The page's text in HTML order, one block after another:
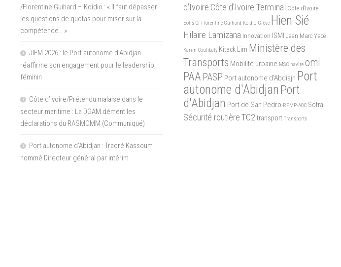
/Florentine Guihard – Koidio : « Il faut dépasser
les questions de quotas pour miser sur la
compétence… »
JIFM 2026 : le Port autonome d’Abidjan
réaffirme son engagement pour le leadership
féminin
Côte d’Ivoire/Prétendu malaise dans le
secteur maritime : La DGAM dément les
déclarations du RASMOMM (Communiqué)
Port autonome d’Abidjan : Traoré Kassoum
nommé Directeur général par intérim
d'Ivoire Côte d'Ivoire Terminal Côte d’Ivoire
Eolis CI Florentine Guihard-Koidio Grève Hien Sié
Hilaire Lamizana Innovation ISMI Jean Marc Yacé
Karim Coulibaly Kitack Lim Ministère des
Transports Mobilité urbaine MSC navire omi
PAA PASP Port autonome d'Abdiajn Port
autonome d'Abidjan Port
d'Abidjan Port de San Pedro RFMP-AOC Sotra
Sécurité routièreTC2 transport Transports